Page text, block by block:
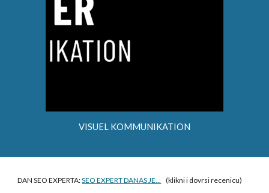
VISUEL KOMMUNIKATION
DAN SEO EXPERTA:SEO EXPERT DANAS JE... (klikni i dovrsi recenicu)